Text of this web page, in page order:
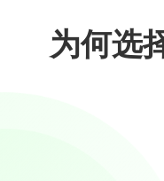
为何选